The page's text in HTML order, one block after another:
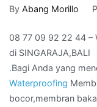
08
09
92
22
44
–
By Abang Morillo
08 77 09 92 22 44 –
di SINGARAJA,BALI
.Bagi Anda yang
Waterproofing
bocor,membran